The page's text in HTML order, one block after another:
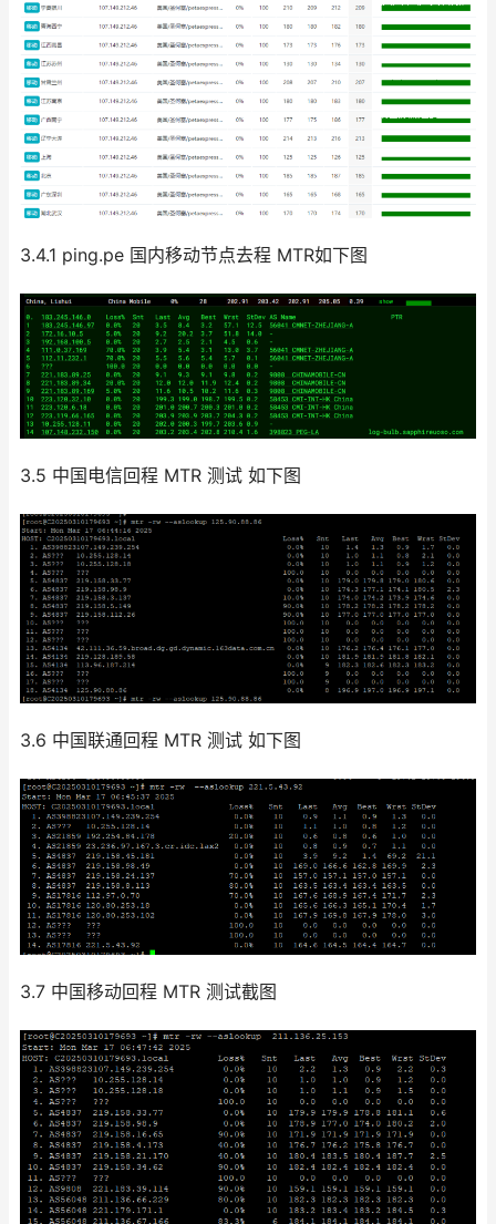
3.4.1 ping.pe 国内移动节点去程 MTR如下图
3.5 中国电信回程 MTR 测试 如下图
3.6 中国联通回程 MTR 测试 如下图
3.7 中国移动回程 MTR 测试截图